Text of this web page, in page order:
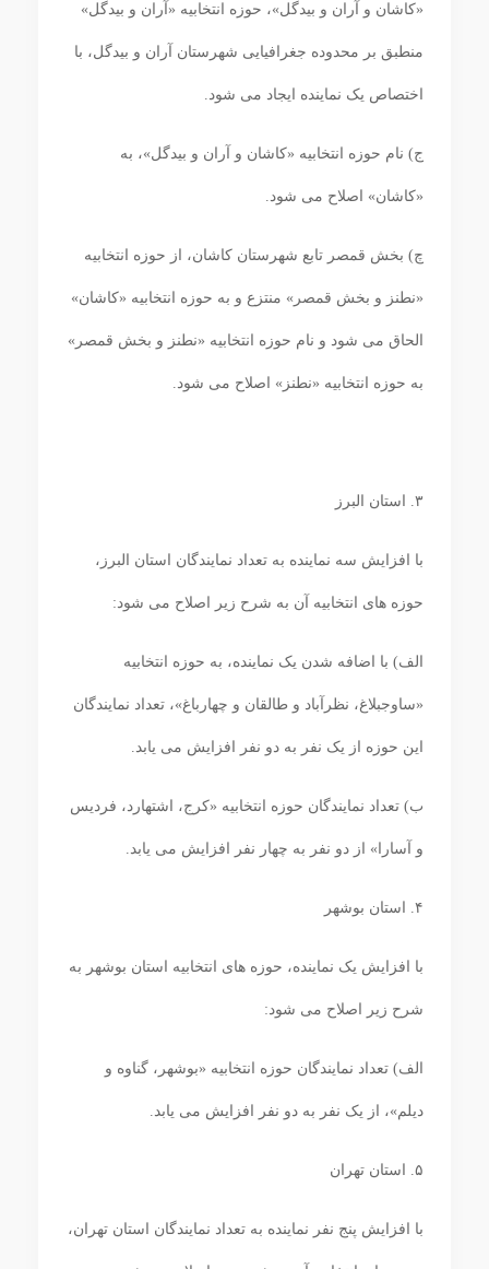
«کاشان و آران و بیدگل»، حوزه انتخابیه «آران و بیدگل»
منطبق بر محدوده جغرافیایی شهرستان آران و بیدگل، با
اختصاص یک نماینده ایجاد می‏ شود.
ج) نام حوزه انتخابیه «کاشان و آران و بیدگل»، به
«کاشان» اصلاح می‏ شود.
چ) بخش قمصر تابع شهرستان کاشان، از حوزه انتخابیه
«نطنز و بخش قمصر» منتزع و به حوزه انتخابیه «کاشان»
الحاق می ‏شود و نام حوزه انتخابیه «نطنز و بخش قمصر»
به حوزه انتخابیه «نطنز» اصلاح می شود.
۳. استان البرز
با افزایش سه نماینده به تعداد نمایندگان استان البرز،
حوزه‏ های انتخابیه آن به شرح زیر اصلاح می ‏شود:
الف) با اضافه شدن یک نماینده، به حوزه انتخابیه
«ساوجبلاغ، نظرآباد و طالقان و چهارباغ»، تعداد نمایندگان
این حوزه از یک نفر به دو نفر افزایش می‏ یابد.
ب) تعداد نمایندگان حوزه انتخابیه «کرج، اشتهارد، فردیس
و آسارا» از دو نفر به چهار نفر افزایش می ‏یابد.
۴. استان بوشهر
با افزایش یک نماینده، حوزه ‏های انتخابیه استان بوشهر به
شرح زیر اصلاح می‏ شود:
الف) تعداد نمایندگان حوزه انتخابیه «بوشهر، گناوه و
دیلم»، از یک نفر به دو نفر افزایش می‏ یابد.
۵. استان تهران
با افزایش پنج نفر نماینده به تعداد نمایندگان استان تهران،